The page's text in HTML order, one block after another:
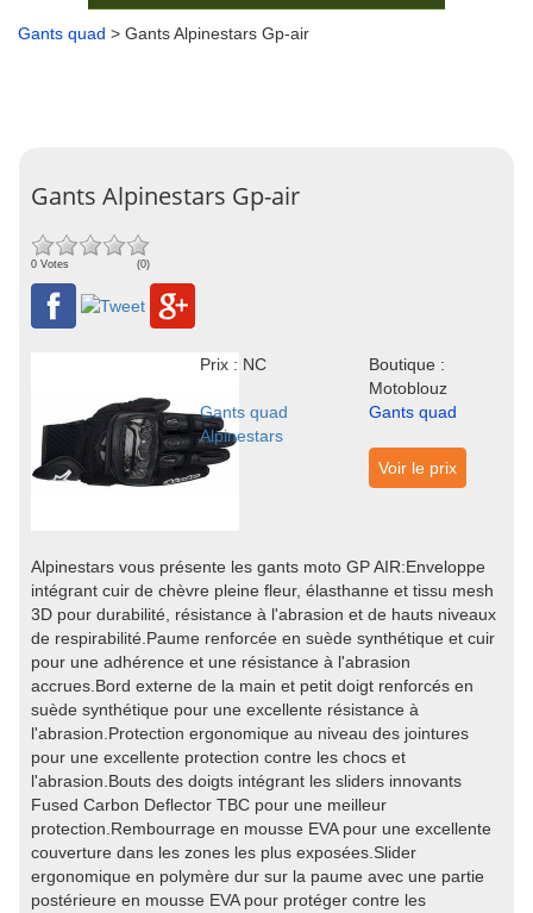
Gants quad > Gants Alpinestars Gp-air
Gants Alpinestars Gp-air
0 Votes (0)
Prix : NC
Boutique :
Motoblouz
Gants quad
Alpinestars
Gants quad
Voir le prix
Alpinestars vous présente les gants moto GP AIR:Enveloppe
intégrant cuir de chèvre pleine fleur, élasthanne et tissu mesh
3D pour durabilité, résistance à l'abrasion et de hauts niveaux
de respirabilité.Paume renforcée en suède synthétique et cuir
pour une adhérence et une résistance à l'abrasion
accrues.Bord externe de la main et petit doigt renforcés en
suède synthétique pour une excellente résistance à
l'abrasion.Protection ergonomique au niveau des jointures
pour une excellente protection contre les chocs et
l'abrasion.Bouts des doigts intégrant les sliders innovants
Fused Carbon Deflector TBC pour une meilleur
protection.Rembourrage en mousse EVA pour une excellente
couverture dans les zones les plus exposées.Slider
ergonomique en polymère dur sur la paume avec une partie
postérieure en mousse EVA pour protéger contre les